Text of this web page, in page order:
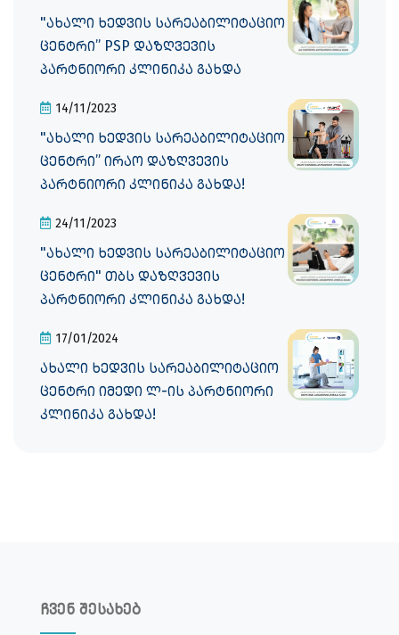
"ახალი ხედვის სარეაბილიტაციო
ცენტრი” PSP დაზღვევის
პარტნიორი კლინიკა გახდა
14/11/2023
"ახალი ხედვის სარეაბილიტაციო
ცენტრი” ირაო დაზღვევის
პარტნიორი კლინიკა გახდა!
24/11/2023
"ახალი ხედვის სარეაბილიტაციო
ცენტრი" თბს დაზღვევის
პარტნიორი კლინიკა გახდა!
17/01/2024
ახალი ხედვის სარეაბილიტაციო
ცენტრი იმედი ლ-ის პარტნიორი
კლინიკა გახდა!
ჩვენ შესახებ